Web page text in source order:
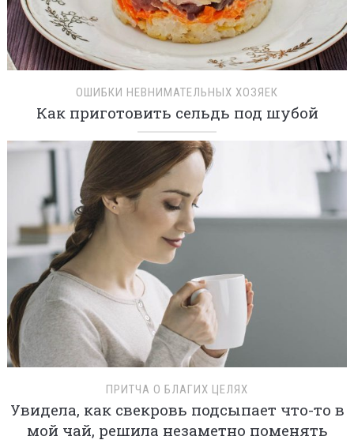
ОШИБКИ НЕВНИМАТЕЛЬНЫХ ХОЗЯЕК
Как приготовить сельдь под шубой
ПРИТЧА О БЛАГИХ ЦЕЛЯХ
Увидела, как свекровь подсыпает что-то в
мой чай, решила незаметно поменять